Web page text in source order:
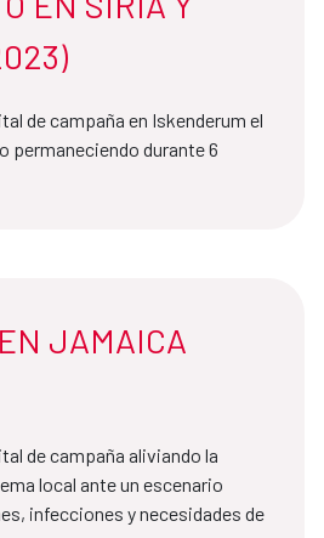
de campaña en Iskenderum el
permaneciendo durante 6
JAMAICA
de campaña aliviando la
local ante un escenario
infecciones y necesidades de